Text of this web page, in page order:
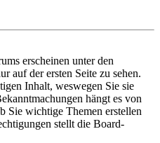
erscheinen unter den
auf der ersten Seite zu sehen.
Inhalt, weswegen Sie sie
hängt es von
Sie wichtige Themen erstellen
stellt die Board-